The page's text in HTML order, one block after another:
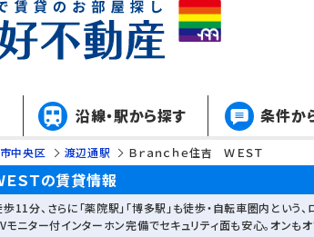
沿線・駅から探す 条件か
中央区 渡辺通駅 Ｂｒａｎｃｈｅ住吉 ＷＥＳＴ
ＥＳＴの賃貸情報
11分、さらに「薬院駅」「博多駅」も徒歩・自転車圏内という
モニター付インターホン完備でセキュリティ面も安心。オンも